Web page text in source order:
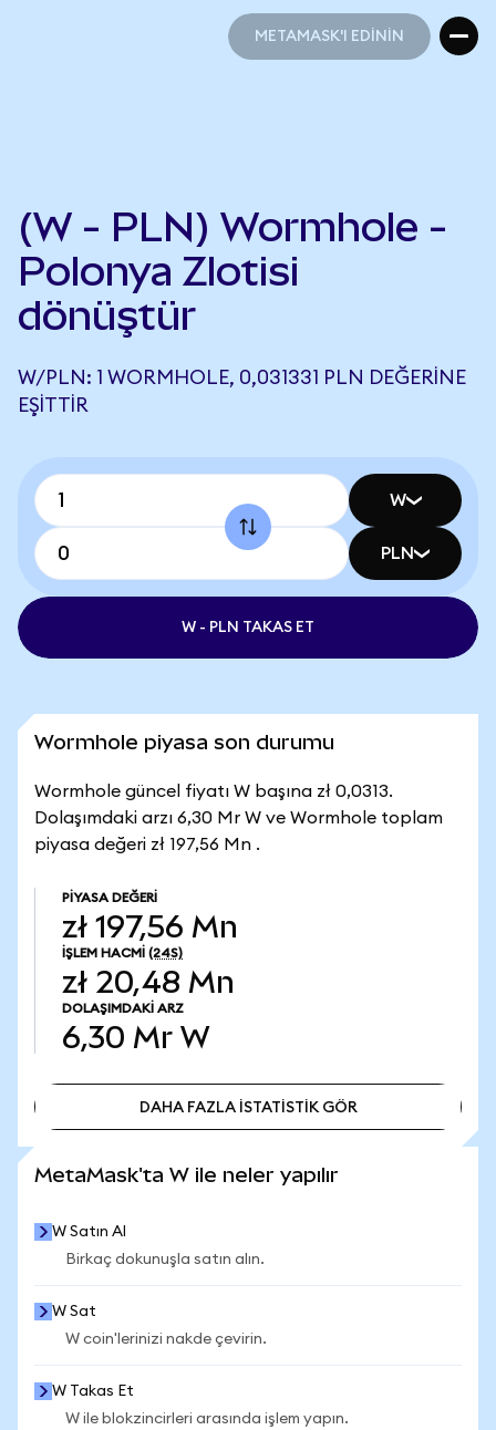
METAMASK'I EDİNİN
(W - PLN) Wormhole -
Polonya Zlotisi
dönüştür
W/PLN: 1 WORMHOLE, 0,031331 PLN DEĞERINE
EŞITTIR
W
PLN
W - PLN TAKAS ET
Wormhole piyasa son durumu
Wormhole güncel fiyatı W başına zł 0,0313.
Dolaşımdaki arzı 6,30 Mr W ve Wormhole toplam
piyasa değeri zł 197,56 Mn .
PIYASA DEĞERI
zł 197,56 Mn
İŞLEM HACMI (24S)
zł 20,48 Mn
DOLAŞIMDAKI ARZ
6,30 Mr W
DAHA FAZLA İSTATİSTİK GÖR
MetaMask'ta W ile neler yapılır
W Satın Al
Birkaç dokunuşla satın alın.
W Sat
W coin'lerinizi nakde çevirin.
W Takas Et
W ile blokzincirleri arasında işlem yapın.